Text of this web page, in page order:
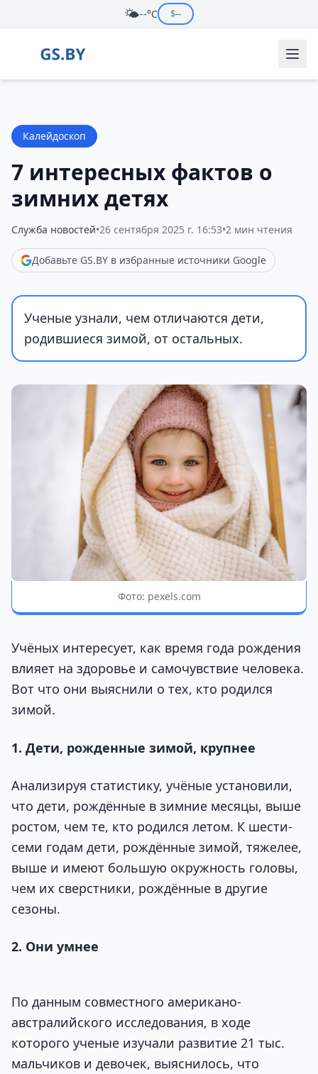
🌤️--°C $--
Калейдоскоп
7 интересных фактов о
зимних детях
Служба новостей•26 сентября 2025 г. 16:53•2 мин чтения
Добавьте GS.BY в избранные источники Google
Ученые узнали, чем отличаются дети,
родившиеся зимой, от остальных.
Фото: pexels.com
Учёных интересует, как время года рождения
влияет на здоровье и самочувствие человека.
Вот что они выяснили о тех, кто родился
зимой.
1. Дети, рожденные зимой, крупнее
Анализируя статистику, учёные установили,
что дети, рождённые в зимние месяцы, выше
ростом, чем те, кто родился летом. К шести-
семи годам дети, рождённые зимой, тяжелее,
выше и имеют большую окружность головы,
чем их сверстники, рождённые в другие
сезоны.
2. Они умнее
По данным совместного американо-
австралийского исследования, в ходе
которого ученые изучали развитие 21 тыс.
мальчиков и девочек, выяснилось, что